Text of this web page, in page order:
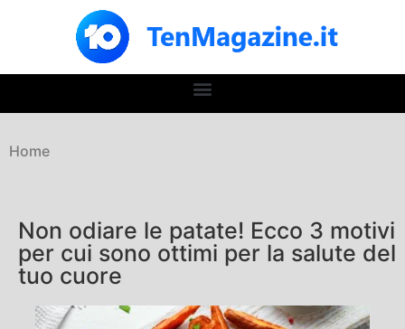
Home
Non odiare le patate! Ecco 3 motivi
per cui sono ottimi per la salute del
tuo cuore